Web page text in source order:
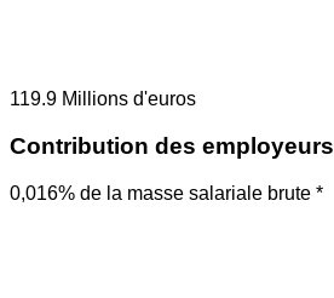
119.9 Millions d'euros
Contribution des employeurs
0,016% de la masse salariale brute *